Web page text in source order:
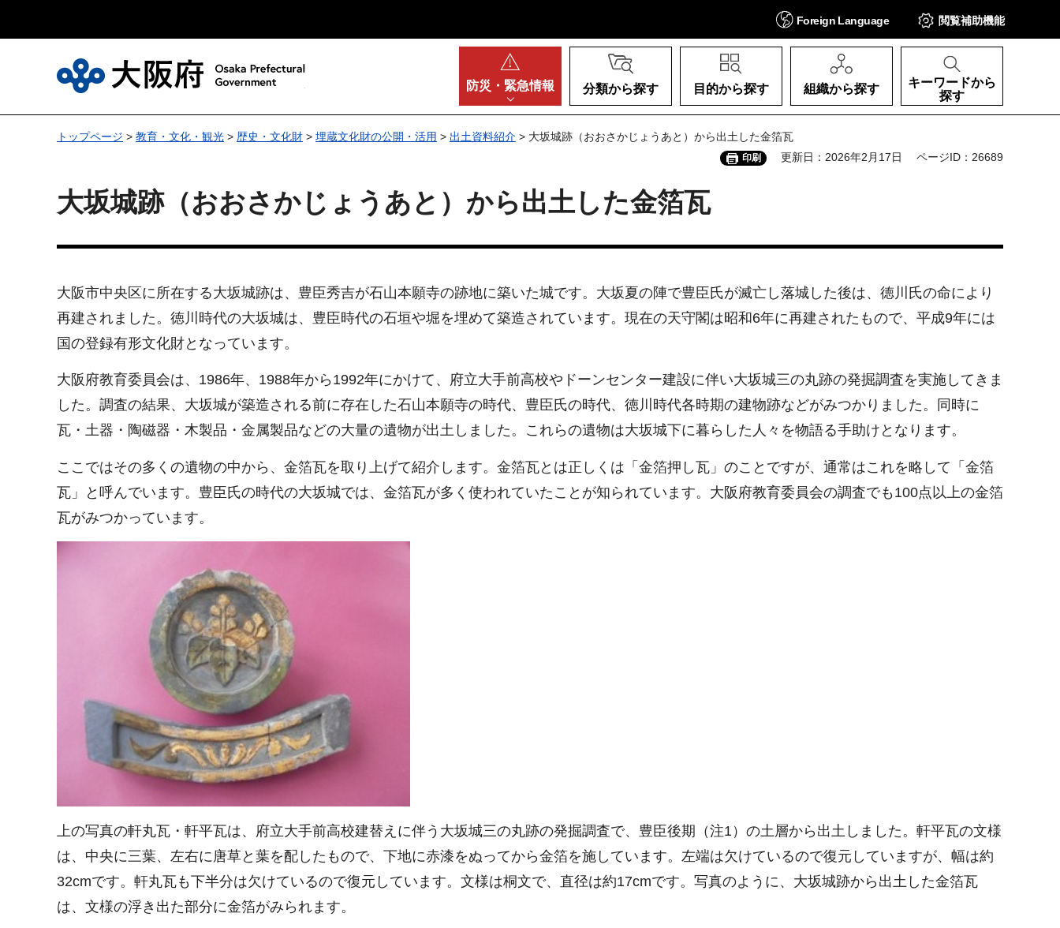
Foreign Language 閲覧補助機能
防災・ 緊急情報 分類から探す 目的から探す 組織から探す
キーワードから
探す
トップページ > 教育・文化・観光 > 歴史・文化財 > 埋蔵文化財の公開・活用 > 出土資料紹介 > 大坂城跡（おおさかじょうあと）から出土した金箔瓦
印刷 更新日：2026年2月17日 ページID：26689
大坂城跡（おおさかじょうあと）から出土した金箔瓦
大阪市中央区に所在する大坂城跡は、豊臣秀吉が石山本願寺の跡地に築いた城です。大坂夏の陣で豊臣氏が滅亡し落城した後は、徳川氏の命により
再建されました。徳川時代の大坂城は、豊臣時代の石垣や堀を埋めて築造されています。現在の天守閣は昭和6年に再建されたもので、平成9年には
国の登録有形文化財となっています。
大阪府教育委員会は、1986年、1988年から1992年にかけて、府立大手前高校やドーンセンター建設に伴い大坂城三の丸跡の発掘調査を実施してきま
した。調査の結果、大坂城が築造される前に存在した石山本願寺の時代、豊臣氏の時代、徳川時代各時期の建物跡などがみつかりました。同時に
瓦・土器・陶磁器・木製品・金属製品などの大量の遺物が出土しました。これらの遺物は大坂城下に暮らした人々を物語る手助けとなります。
ここではその多くの遺物の中から、金箔瓦を取り上げて紹介します。金箔瓦とは正しくは「金箔押し瓦」のことですが、通常はこれを略して「金箔
瓦」と呼んでいます。豊臣氏の時代の大坂城では、金箔瓦が多く使われていたことが知られています。大阪府教育委員会の調査でも100点以上の金箔
瓦がみつかっています。
上の写真の軒丸瓦・軒平瓦は、府立大手前高校建替えに伴う大坂城三の丸跡の発掘調査で、豊臣後期（注1）の土層から出土しました。軒平瓦の文様
は、中央に三葉、左右に唐草と葉を配したもので、下地に赤漆をぬってから金箔を施しています。左端は欠けているので復元していますが、幅は約
32cmです。軒丸瓦も下半分は欠けているので復元しています。文様は桐文で、直径は約17cmです。写真のように、大坂城跡から出土した金箔瓦
は、文様の浮き出た部分に金箔がみられます。